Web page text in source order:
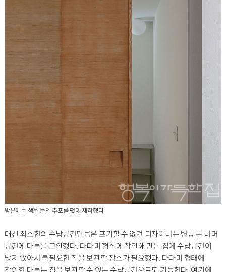
방문에는 색을 들인 추포를 덧대 제작했다.
대신 최소한의 수납공간만큼은 포기할 수 없던 디자이너는 병풍 문 너머
공간에 마루를 고안했다. 다다미 형식에 착안해 만든 집에 수납공간이
많지 않아서 불필요한 짐을 보관할 장소가 필요했다. 다다미 형태에
착안한 마루는 짐을 보관할 수 있는 수납공간으로도 기능한다. 여기에